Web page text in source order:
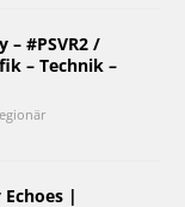
– #PSVR2 /
– Technik –
Echoes |